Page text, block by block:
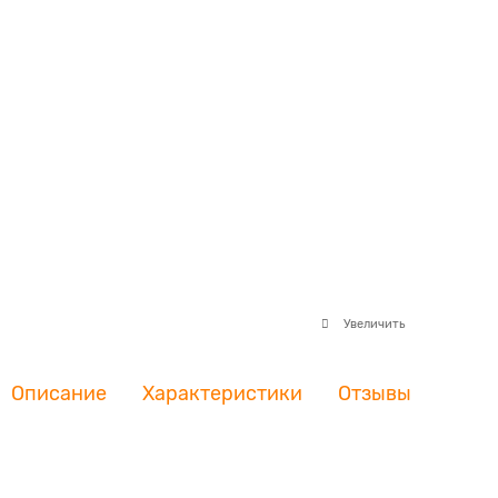
Увеличить
Описание Характеристики Отзывы